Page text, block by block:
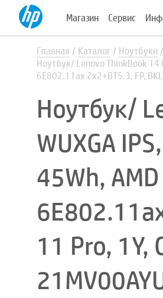
Магазин Сервис
Главная Каталог
Ноутбуки
Ноутбук/ Lenovo ThinkBook 14
6E802.11ax 2x2+BT5.3, FP,
Ноутбук/
WUXGA
45Wh,
11 Pro, 1Y,